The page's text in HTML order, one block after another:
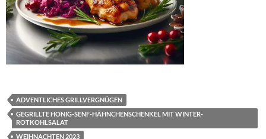
ADVENTLICHES GRILLVERGNÜGEN
GEGRILLTE HONIG-SENF-HÄHNCHENSCHENKEL MIT WINTER-
ROTKOHLSALAT
WEIHNACHTEN 2023